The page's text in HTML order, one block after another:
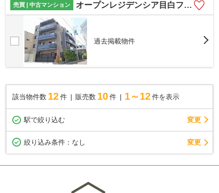
売買 | 中古マンション オープンレジデンシア目白フロントコート
過去掲載物件
該当物件数 12件 販売数 10 件 1～12 件を表示
駅で絞り込む 変更
絞り込み条件： なし 変更